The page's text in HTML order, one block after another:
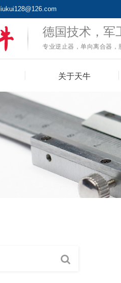
liukui128@126.com
关于天牛